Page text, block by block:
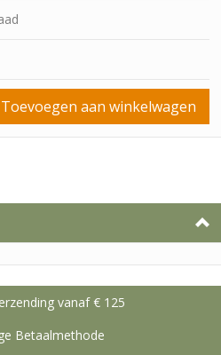
Toevoegen aan winkelwagen
vanaf € 125
Betaalmethode